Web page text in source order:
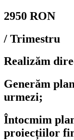
2950 RON
/ Trimestru
Realizăm
Generăm
urmezi;
Întocmim
proiecțiilor